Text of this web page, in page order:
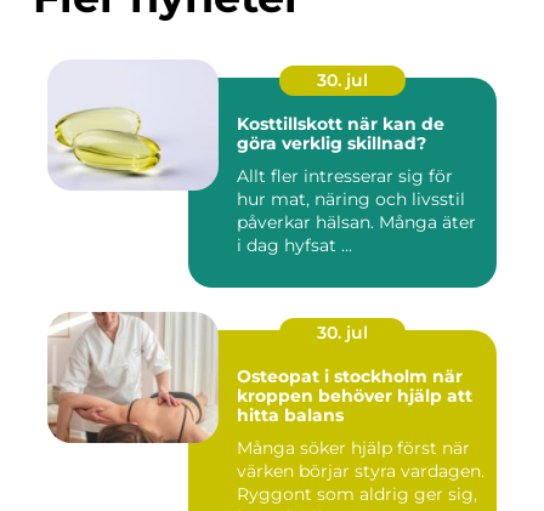
30. jul
Kosttillskott när kan de
göra verklig skillnad?
Allt fler intresserar sig för
hur mat, näring och livsstil
påverkar hälsan. Många äter
i dag hyfsat ...
30. jul
Osteopat i stockholm när
kroppen behöver hjälp att
hitta balans
Många söker hjälp först när
värken börjar styra vardagen.
Ryggont som aldrig ger sig,